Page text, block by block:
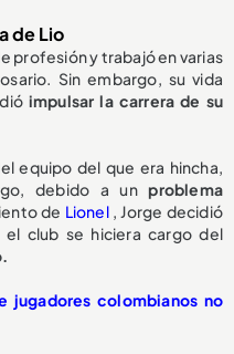
de Lio
profesión y trabajó en varias
Sin embargo, su vida
impulsar la carrera de su
equipo del que era hincha,
debido a unproblema
de Lionel, Jorge decidió
el club se hiciera cargo del
jugadores colombianos no